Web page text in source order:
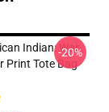
Indian: War
Print Tote Bag
-20%